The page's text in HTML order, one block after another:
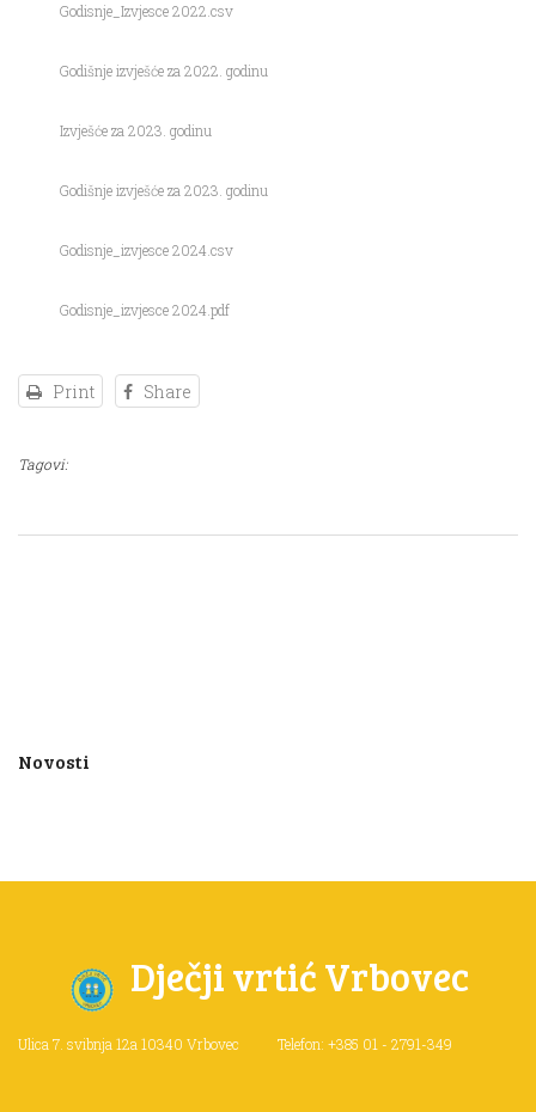
Godisnje_Izvjesce 2022.csv
Godišnje izvješće za 2022. godinu
Izvješće za 2023. godinu
Godišnje izvješće za 2023. godinu
Godisnje_izvjesce 2024.csv
Godisnje_izvjesce 2024.pdf
Print Share
Tagovi:
Novosti
Dječji vrtić Vrbovec
Telefon: +385 01 - 2791-349
Ulica 7. svibnja 12a 10340 Vrbovec